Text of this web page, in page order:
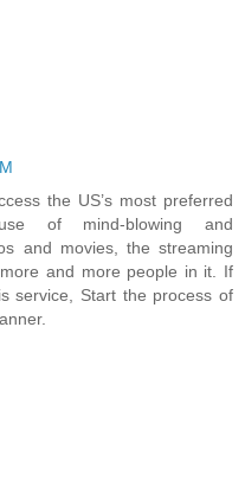
the US’s most preferred
of mind-blowing and
and movies, the streaming
and more people in it. If
service, Start the process of